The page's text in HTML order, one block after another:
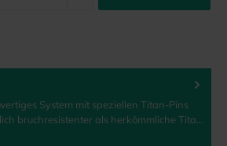
System mit speziellen Titan-Pins
bruchresistenter als herkömmliche Tita…